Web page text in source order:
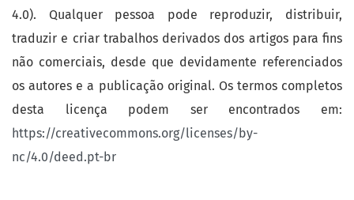
4.0). Qualquer pessoa pode reproduzir, distribuir,
traduzir e criar trabalhos derivados dos artigos para fins
não comerciais, desde que devidamente referenciados
os autores e a publicação original. Os termos completos
desta licença podem ser encontrados em:
https://creativecommons.org/licenses/by-
nc/4.0/deed.pt-br